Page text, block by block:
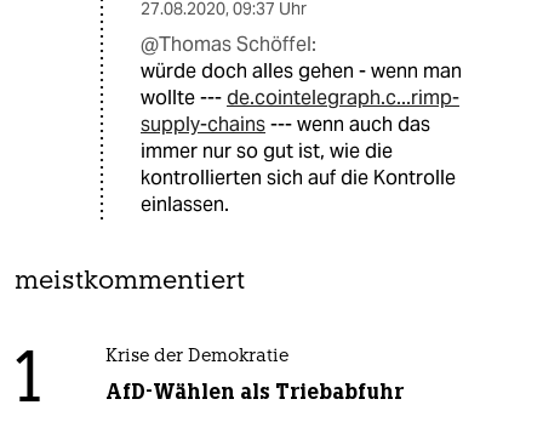
27.08.2020, 09:37 Uhr
@Thomas Schöffel:
würde doch alles gehen - wenn man
wollte ---de.cointelegraph.c...rimp-
supply-chains--- wenn auch das
immer nur so gut ist, wie die
kontrollierten sich auf die Kontrolle
einlassen.
meistkommentiert
1 Krise der Demokratie
AfD-Wählen als Triebabfuhr